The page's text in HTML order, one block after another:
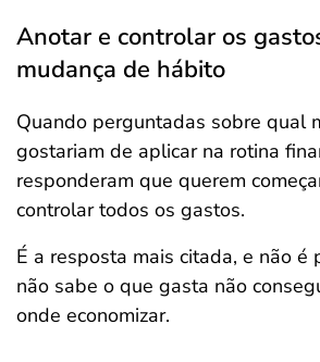
Anotar e controlar os
mudança de hábito
Quando perguntadas sobre qual
gostariam de aplicar na rotina
responderam que querem
controlar todos os gastos.
É a resposta mais citada, e não é
não sabe o que gasta não
onde economizar.